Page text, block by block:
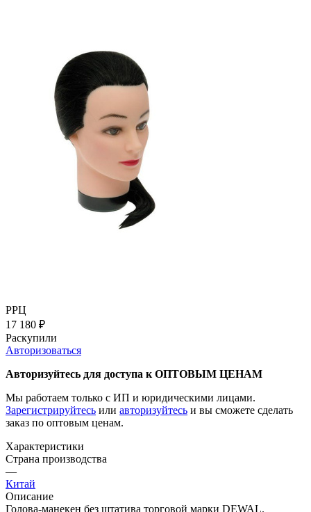
РРЦ
17 180 ₽
Раскупили
Авторизоваться
Авторизуйтесь для доступа к ОПТОВЫМ ЦЕНАМ
Мы работаем только с ИП и юридическими лицами.
Зарегистрируйтесь или авторизуйтесь и вы сможете сделать
заказ по оптовым ценам.
Характеристики
Страна производства
—
Китай
Описание
Голова-манекен без штатива торговой марки DEWAL.